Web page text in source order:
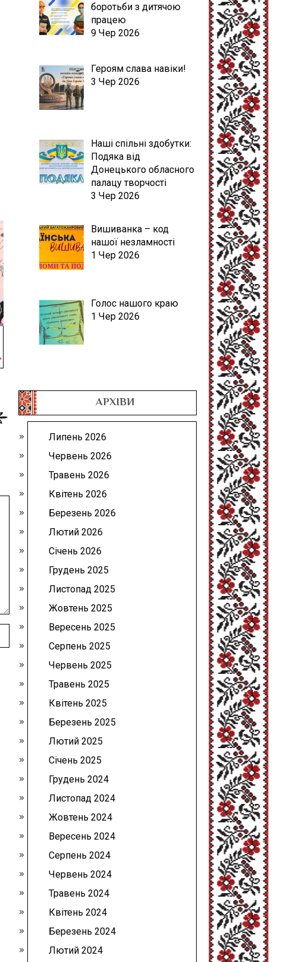
боротьби з дитячою
працею
9 Чер 2026
Героям слава навіки!
3 Чер 2026
Наші спільні здобутки:
Подяка від
Донецького обласного
палацу творчості
3 Чер 2026
Вишиванка – код
нашої незламності
1 Чер 2026
Голос нашого краю
1 Чер 2026
АРХІВИ
Липень 2026
Червень 2026
Травень 2026
Квітень 2026
Березень 2026
Лютий 2026
Січень 2026
Грудень 2025
Листопад 2025
Жовтень 2025
Вересень 2025
Серпень 2025
Червень 2025
Травень 2025
Квітень 2025
Березень 2025
Лютий 2025
Січень 2025
Грудень 2024
Листопад 2024
Жовтень 2024
Вересень 2024
Серпень 2024
Червень 2024
Травень 2024
Квітень 2024
Березень 2024
Лютий 2024